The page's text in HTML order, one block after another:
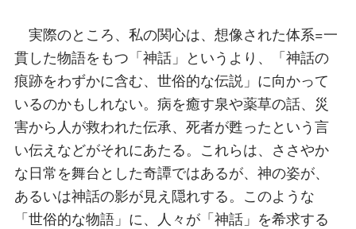
実際のところ、私の関心は、想像された体系=一
貫した物語をもつ「神話」というより、「神話の
痕跡をわずかに含む、世俗的な伝説」に向かって
いるのかもしれない。病を癒す泉や薬草の話、災
害から人が救われた伝承、死者が甦ったという言
い伝えなどがそれにあたる。これらは、ささやか
な日常を舞台とした奇譚ではあるが、神の姿が、
あるいは神話の影が見え隠れする。このような
「世俗的な物語」に、人々が「神話」を希求する